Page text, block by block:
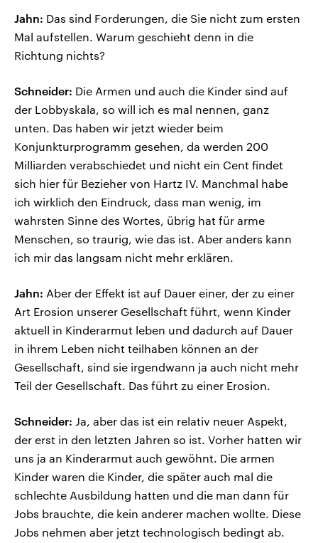
Jahn: Das sind Forderungen, die Sie nicht zum ersten
Mal aufstellen. Warum geschieht denn in die
Richtung nichts?
Schneider: Die Armen und auch die Kinder sind auf
der Lobbyskala, so will ich es mal nennen, ganz
unten. Das haben wir jetzt wieder beim
Konjunkturprogramm gesehen, da werden 200
Milliarden verabschiedet und nicht ein Cent findet
sich hier für Bezieher von Hartz IV. Manchmal habe
ich wirklich den Eindruck, dass man wenig, im
wahrsten Sinne des Wortes, übrig hat für arme
Menschen, so traurig, wie das ist. Aber anders kann
ich mir das langsam nicht mehr erklären.
Jahn: Aber der Effekt ist auf Dauer einer, der zu einer
Art Erosion unserer Gesellschaft führt, wenn Kinder
aktuell in Kinderarmut leben und dadurch auf Dauer
in ihrem Leben nicht teilhaben können an der
Gesellschaft, sind sie irgendwann ja auch nicht mehr
Teil der Gesellschaft. Das führt zu einer Erosion.
Schneider: Ja, aber das ist ein relativ neuer Aspekt,
der erst in den letzten Jahren so ist. Vorher hatten wir
uns ja an Kinderarmut auch gewöhnt. Die armen
Kinder waren die Kinder, die später auch mal die
schlechte Ausbildung hatten und die man dann für
Jobs brauchte, die kein anderer machen wollte. Diese
Jobs nehmen aber jetzt technologisch bedingt ab.